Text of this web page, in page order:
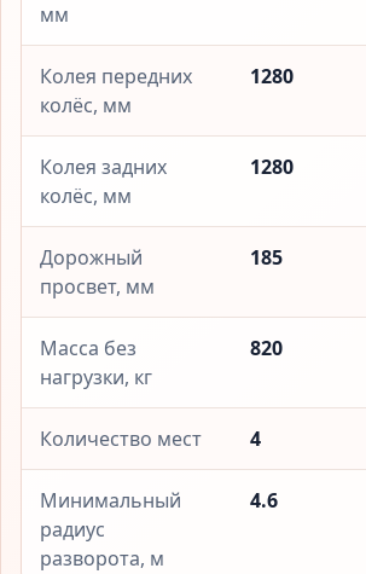
мм
Колея передних
колёс, мм
1280
Колея задних
колёс, мм
1280
Дорожный
просвет, мм
185
Масса без
нагрузки, кг
820
Количество мест 4
Минимальный
радиус
разворота, м
4.6